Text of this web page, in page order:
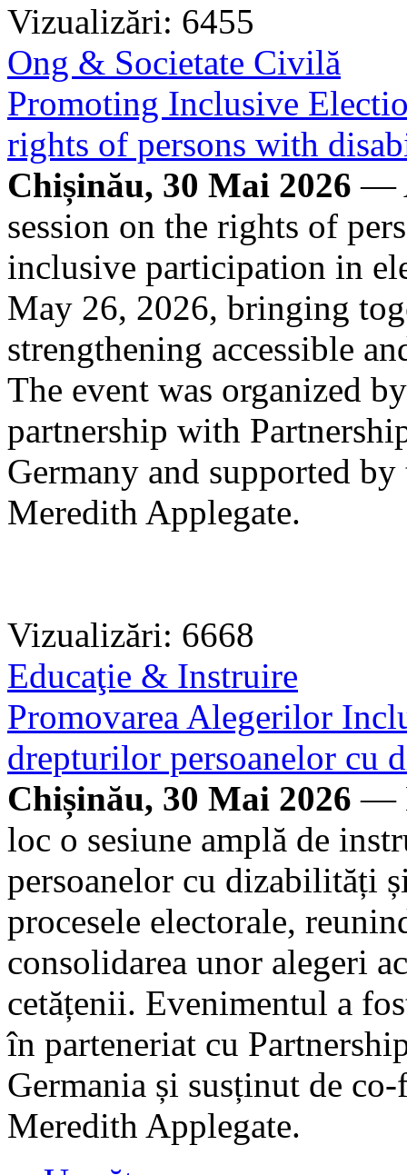
Vizualizări: 6455
Ong & Societate Civilă
Promoting Inclusive
rights of persons with
Chișinău, 30 Mai 2026 —
session on the rights of
inclusive participation in
May 26, 2026, bringing
strengthening accessible
The event was organized
partnership with
Germany and supported
Meredith Applegate.
Vizualizări: 6668
Educaţie & Instruire
Promovarea Alegerilor
drepturilor persoanelor cu
Chișinău, 30 Mai 2026 —
loc o sesiune amplă de
persoanelor cu dizabilități
procesele electorale,
consolidarea unor alegeri
cetățenii. Evenimentul a
în parteneriat cu
Germania și susținut de
Meredith Applegate.